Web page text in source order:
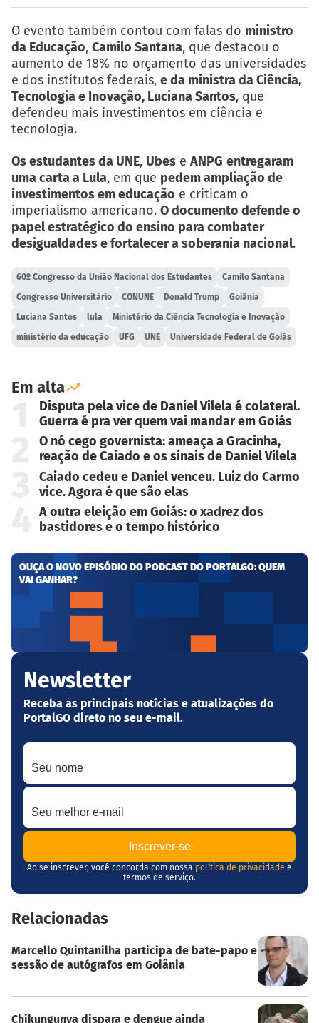
O evento também contou com falas do ministro
da Educação, Camilo Santana, que destacou o
aumento de 18% no orçamento das universidades
e dos institutos federais, e da ministra da Ciência,
Tecnologia e Inovação, Luciana Santos, que
defendeu mais investimentos em ciência e
tecnologia.
Os estudantes da UNE, Ubes e ANPG entregaram
uma carta a Lula, em que pedem ampliação de
investimentos em educação e criticam o
imperialismo americano. O documento defende o
papel estratégico do ensino para combater
desigualdades e fortalecer a soberania nacional.
60º Congresso da União Nacional dos Estudantes Camilo Santana
Congresso Universitário CONUNE Donald Trump Goiânia
Luciana Santos lula Ministério da Ciência Tecnologia e Inovação
ministério da educação UFG UNE Universidade Federal de Goiás
Em alta
Disputa pela vice de Daniel Vilela é colateral.
Guerra é pra ver quem vai mandar em Goiás
O nó cego governista: ameaça a Gracinha,
reação de Caiado e os sinais de Daniel Vilela
Caiado cedeu e Daniel venceu. Luiz do Carmo
vice. Agora é que são elas
A outra eleição em Goiás: o xadrez dos
bastidores e o tempo histórico
OUÇA O NOVO EPISÓDIO DO PODCAST DO PORTALGO: QUEM
VAI GANHAR?
Newsletter
Receba as principais notícias e atualizações do
PortalGO direto no seu e-mail.
Seu nome
Seu melhor e-mail
Ao se inscrever, você concorda com nossa política de privacidade e
termos de serviço.
Relacionadas
Marcello Quintanilha participa de bate-papo e
sessão de autógrafos em Goiânia
Chikungunya dispara e dengue ainda